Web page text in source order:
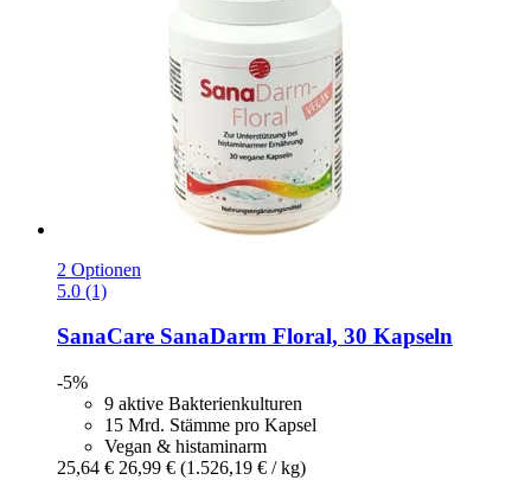
2 Optionen
5.0 (1)
SanaCare SanaDarm Floral, 30 Kapseln
-5%
9 aktive Bakterienkulturen
15 Mrd. Stämme pro Kapsel
Vegan & histaminarm
25,64 € 26,99 € (1.526,19 € / kg)